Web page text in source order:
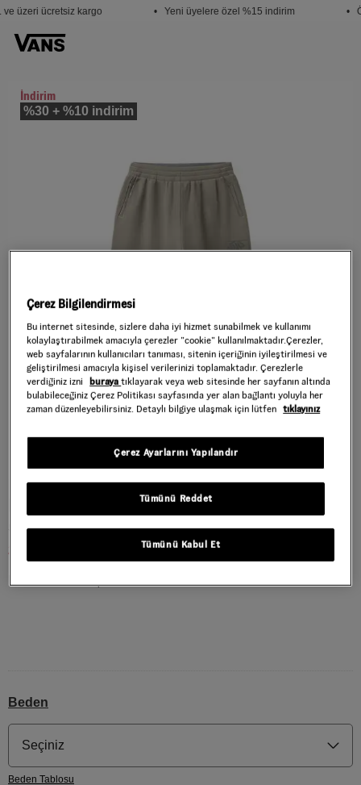
üzeri ücretsiz kargo • Yeni üyelere özel %15 indirim •
İndirim
%30 + %10 indirim
BLOCKED BOX LOOSE EŞOFMAN ALTI
Style : VN000RAXE2V1
2.399,40 TL 3.999,00 TL
Warm Taupe
Beden
Seçiniz
Beden Tablosu
Çerez Bilgilendirmesi
Bu internet sitesinde, sizlere daha iyi hizmet sunabilmek ve kullanımı
kolaylaştırabilmek amacıyla çerezler ”cookie” kullanılmaktadır.Çerezler,
web sayfalarının kullanıcıları tanıması, sitenin içeriğinin iyileştirilmesi ve
geliştirilmesi amacıyla kişisel verilerinizi toplamaktadır. Çerezlerle
verdiğiniz izni
burayatıklayarak veya web sitesinde her sayfanın altında
bulabileceğiniz Çerez Politikası sayfasında yer alan bağlantı yoluyla her
zaman düzenleyebilirsiniz. Detaylı bilgiye ulaşmak için lütfen tıklayınız
Tümünü Reddet
Tümünü Kabul Et
Çerez Ayarlarını Yapılandır